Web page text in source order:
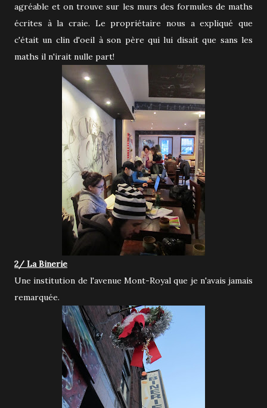
agréable et on trouve sur les murs des formules de maths
écrites à la craie. Le propriétaire nous a expliqué que
c'était un clin d'oeil à son père qui lui disait que sans les
maths il n'irait nulle part!
2/ La Binerie
Une institution de l'avenue Mont-Royal que je n'avais jamais
remarquée.